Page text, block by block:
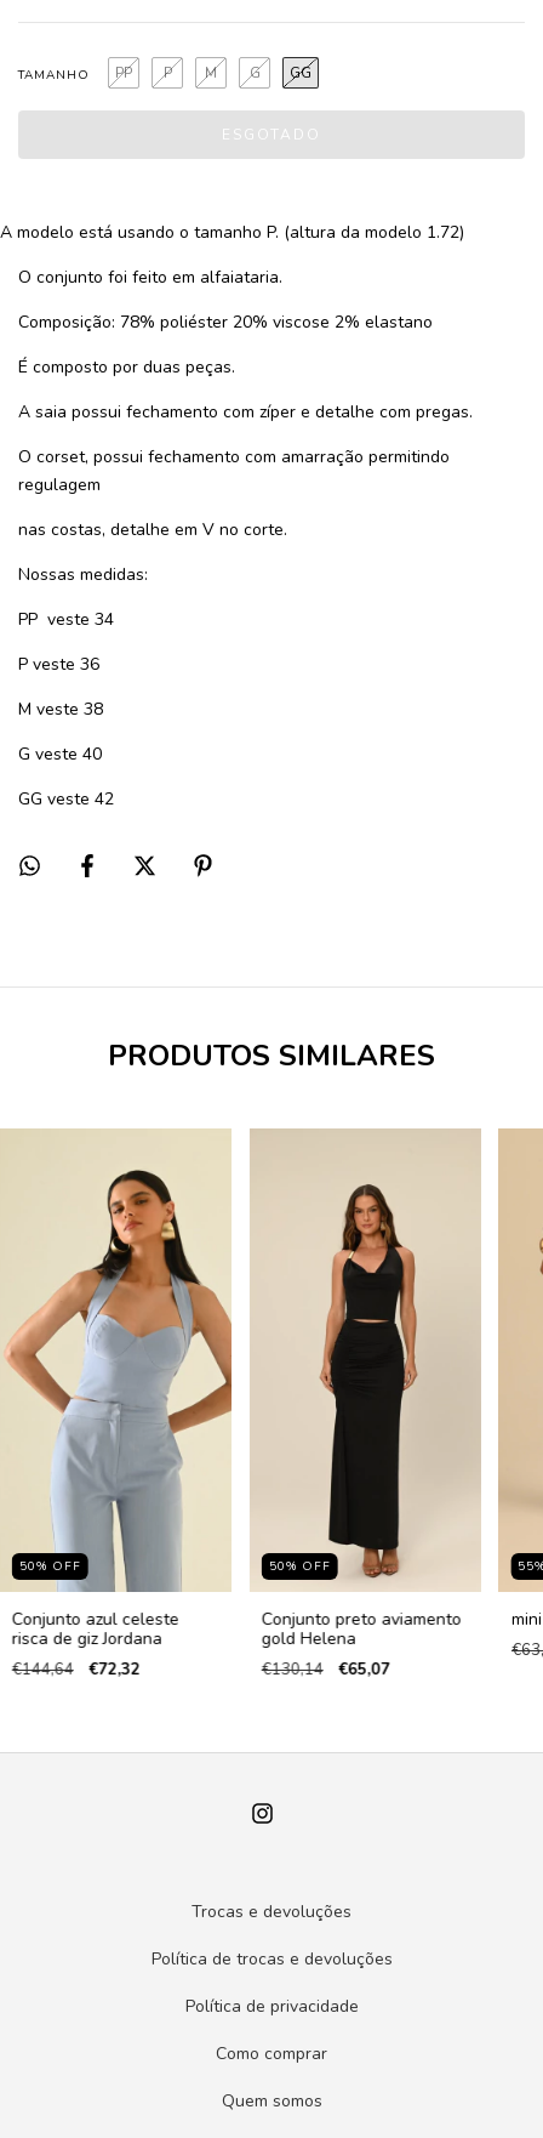
TAMANHO GG
G
M
P
PP
A modelo está usando o tamanho P. (altura da modelo 1.72)
O conjunto foi feito em alfaiataria.
Composição: 78% poliéster 20% viscose 2% elastano
É composto por duas peças.
A saia possui fechamento com zíper e detalhe com pregas.
O corset, possui fechamento com amarração permitindo
regulagem
nas costas, detalhe em V no corte.
Nossas medidas:
PP veste 34
P veste 36
M veste 38
G veste 40
GG veste 42
PRODUTOS SIMILARES
50% OFF
Conjunto azul celeste
risca de giz Jordana
€144,64 €72,32
50% OFF
Conjunto preto aviamento
gold Helena
€130,14 €65,07
55
Trocas e devoluções
Política de trocas e devoluções
Política de privacidade
Como comprar
Quem somos